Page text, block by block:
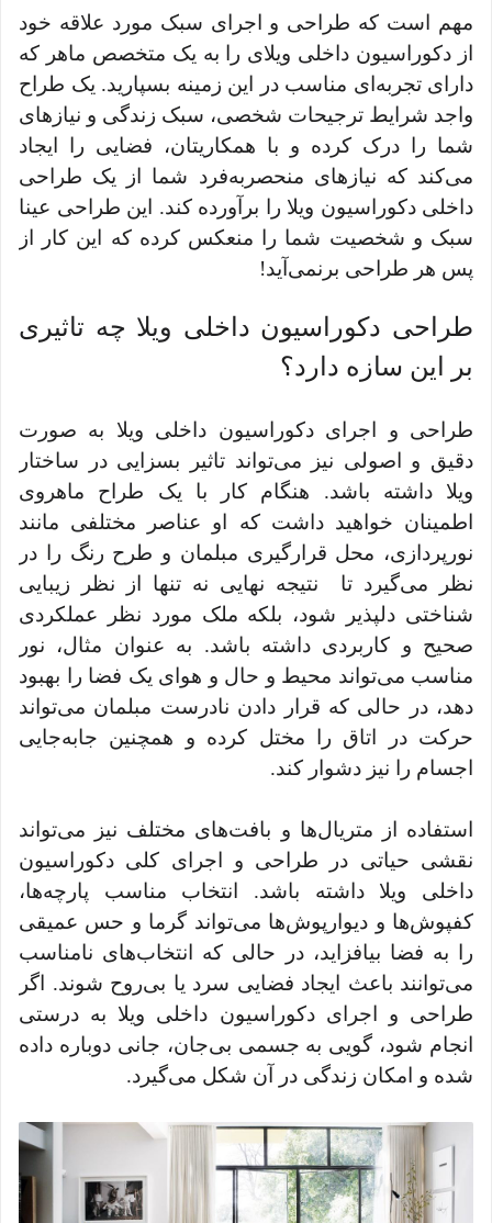
مهم است که طراحی و اجرای سبک مورد علاقه خود
از دکوراسیون داخلی ویلای را به یک متخصص ماهر که
دارای تجربه‌ای مناسب در این زمینه بسپارید. یک طراح
واجد شرایط ترجیحات شخصی، سبک زندگی و نیازهای
شما را درک کرده و با همکاریتان، فضایی را ایجاد
می‌کند که نیازهای منحصر‌به‌فرد شما از یک طراحی
داخلی دکوراسیون ویلا را برآورده کند. این طراحی عینا
سبک و شخصیت شما را منعکس کرده که این کار از
پس هر طراحی برنمی‌آید!
طراحی دکوراسیون داخلی ویلا چه تاثیری
بر این سازه دارد؟
طراحی و اجرای دکوراسیون داخلی ویلا به صورت
دقیق و اصولی نیز می‌تواند تاثیر بسزایی در ساختار
ویلا داشته باشد. هنگام کار با یک طراح ماهروی
اطمینان خواهید داشت که او عناصر مختلفی مانند
نورپردازی، محل قرارگیری مبلمان و طرح رنگ را در
نظر می‌گیرد تا نتیجه نهایی نه تنها از نظر زیبایی
شناختی دلپذیر شود، بلکه ملک مورد نظر عملکردی
صحیح و کاربردی داشته باشد. به عنوان مثال، نور
مناسب می‌تواند محیط و حال و هوای یک فضا را بهبود
دهد، در حالی که قرار دادن نادرست مبلمان می‌تواند
حرکت در اتاق را مختل کرده و همچنین جابه‌جایی
اجسام را نیز دشوار کند.
استفاده از متریال‌ها و بافت‌های مختلف نیز می‌تواند
نقشی حیاتی در طراحی و اجرای کلی دکوراسیون
داخلی ویلا داشته باشد. انتخاب مناسب پارچه‌ها،
کفپوش‌ها و دیوارپوش‌ها می‌تواند گرما و حس عمیقی
را به فضا بیافزاید، در حالی که انتخاب‌های نامناسب
می‌توانند باعث ایجاد فضایی سرد یا بی‌روح شوند. اگر
طراحی و اجرای دکوراسیون داخلی ویلا به درستی
انجام شود، گویی به جسمی بی‌جان، جانی دوباره داده
شده و امکان زندگی در آن شکل می‌گیرد.